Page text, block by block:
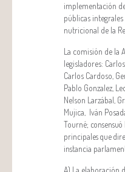
implementación
públicas
nutricional de la
La comisión de la
legisladores:
Carlos Cardoso,
Pablo Gonzalez,
Nelson Larzábal,
Mujica, Iván
Tourné;
principales que
instancia